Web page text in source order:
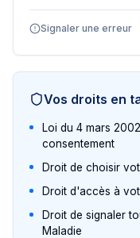
Signaler une erreur
Vos droits en
Loi du 4 mars
consentement
Droit de choisir
Droit d'accès à
Droit de signaler
Maladie